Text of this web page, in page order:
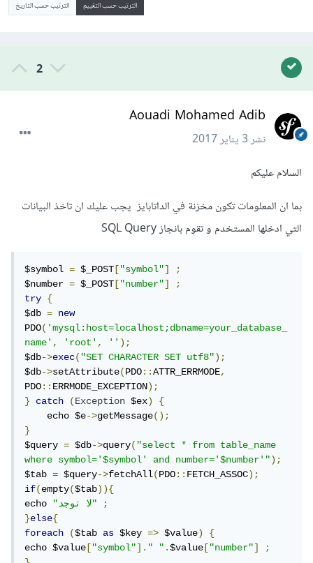
الترتيب حسب التقييم الترتيب حسب التاريخ
2
Aouadi Mohamed Adib
نشر3 يناير 2017
السلام عليكم
بما ان المعلومات تكون مخزنة في الداتابايز يجب عليك ان تاخذ البيانات
التي ادخلها المستخدم و تقوم بانجاز SQL Query
$symbol = $_POST ["symbol"]
;
$number = $_POST ["number"]
;
try
{
$db =
new
PDO('mysql:host=localhost;dbname=your_database_
name', 'root', '');
$db->exec("SET CHARACTER SET utf8");
$db->setAttribute(PDO::ATTR_ERRMODE,
PDO::ERRMODE_EXCEPTION);
}
catch (Exception $ex)
{
    echo $e
->getMessage();
}
$query = $db->query("select * from table_name
where symbol='$symbol' and number='$number'");
$tab = $query->fetchAll(PDO::FETCH_ASSOC);
if(empty($tab)){
echo
"لا توجد"
;
}else{
foreach
($tab as $key => $value)
{
echo $value ["symbol"]." ".$value ["number"]
;